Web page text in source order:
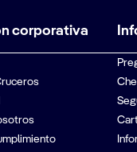
corporativa